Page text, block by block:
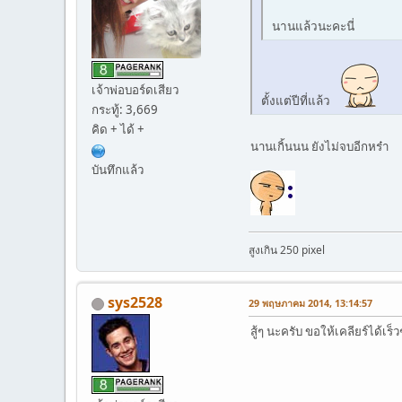
เจ้าพ่อบอร์ดเสียว
กระทู้: 3,669
คิด + ได้ +
บันทึกแล้ว
นานแล้วนะคะนี่
ตั้งแต่ปีที่แล้ว
นานเกิ้นนน ยังไม่จบอีกหร๋า
สูงเกิน 250 pixel
sys2528 29 พฤษภาคม 2014, 13:14:57
สู้ๆ นะครับ ขอให้เคลียร์ได้เร็